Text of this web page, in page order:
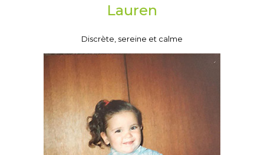
Lauren
Discrète, sereine et calme